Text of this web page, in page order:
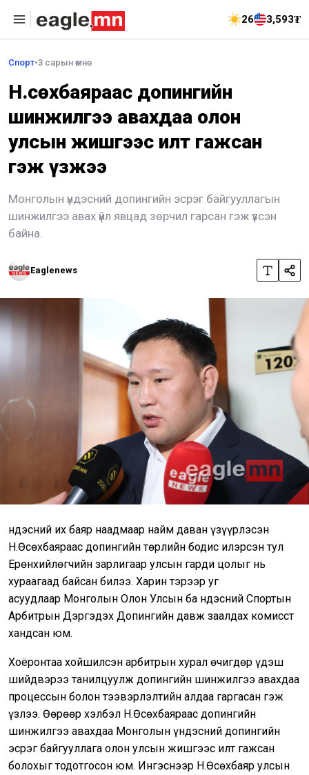
26 3,593₮
Спорт•3 сарын өмнө
Н.Өсөхбаяраас допингийн
шинжилгээ авахдаа олон
улсын жишгээс илт гажсан
гэж үзжээ
Монголын үндэсний допингийн эсрэг байгууллагын
шинжилгээ авах үйл явцад зөрчил гарсан гэж үзсэн
байна.
Eaglenews
Үндэсний их баяр наадмаар найм даван үзүүрлэсэн
Н.Өсөхбаяраас допингийн төрлийн бодис илэрсэн тул
Ерөнхийлөгчийн зарлигаар улсын гарди цолыг нь
хураагаад байсан билээ. Харин тэрээр уг
асуудлаар Монголын Олон Улсын ба Үндэсний Спортын
Арбитрын Дэргэдэх Допингийн давж заалдах комисст
хандсан юм.
Хоёронтаа хойшилсэн арбитрын хурал өчигдөр үдэш
шийдвэрээ танилцуулж допингийн шинжилгээ авахдаа
процессын болон тээвэрлэлтийн алдаа гаргасан гэж
үзлээ. Өөрөөр хэлбэл Н.Өсөхбаяраас допингийн
шинжилгээ авахдаа Монголын үндэсний допингийн
эсрэг байгууллага олон улсын жишгээс илт гажсан
болохыг тодотгосон юм. Ингэснээр Н.Өсөхбаяр улсын